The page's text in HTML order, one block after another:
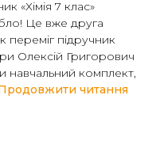
«Хімія 7 клас»
Це вже друга
переміг підручник
Олексій Григорович
комплект,
читання